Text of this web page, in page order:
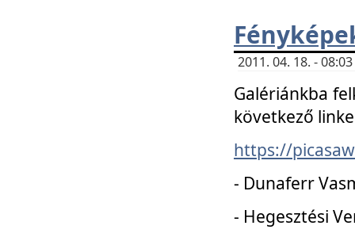
2011. 04. 18. -
Galériánkba
következő
https://
- Dunaferr
- Hegesztési